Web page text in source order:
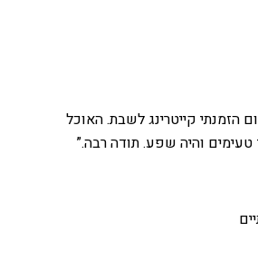
הזמנתי קייטרינג לשבת. האוכל
טעימים והיה שפע. תודה רבה.”